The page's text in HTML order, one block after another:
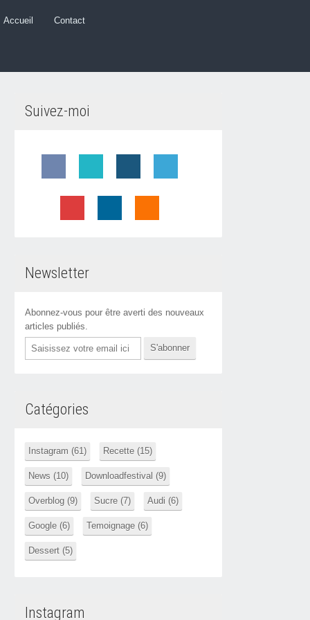
Accueil Contact
Suivez-moi
Newsletter
Abonnez-vous pour être averti des nouveaux
articles publiés.
Email
Catégories
Instagram (61) Recette (15)
News (10) Downloadfestival (9)
Overblog (9) Sucre (7) Audi (6)
Google (6) Temoignage (6)
Dessert (5)
Instagram